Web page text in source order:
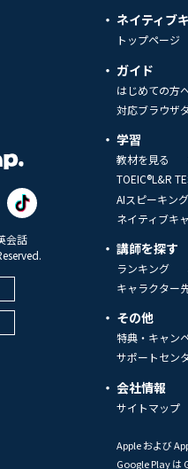
会話
ネイティブ
トップページ
ガイド
はじめての方
対応ブラウザ
学習
教材を見る
TOEIC®L&R
AIスピーキン
ネイティブキ
講師を探す
ランキング
キャラクター
その他
特典・キャン
サポートセン
会社情報
サイトマップ
Apple および
Google Play は